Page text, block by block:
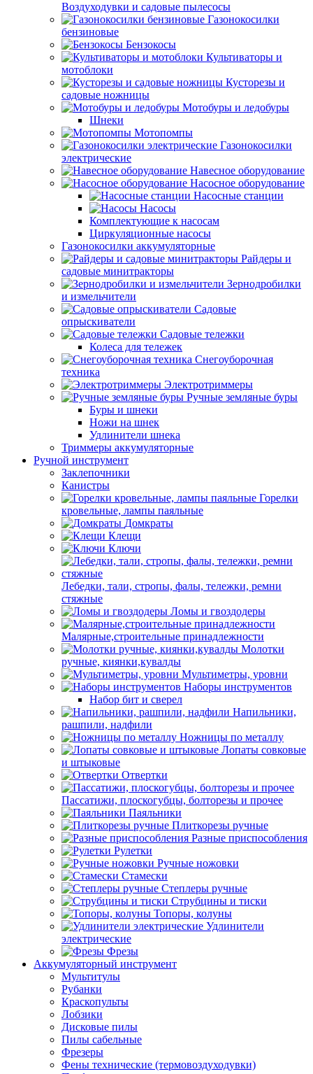
Воздуходувки и садовые пылесосы
Газонокосилки
бензиновые
Бензокосы
Культиваторы и
мотоблоки
Кусторезы и
садовые ножницы
Мотобуры и ледобуры
Шнеки
Мотопомпы
Газонокосилки
электрические
Навесное оборудование
Насосное оборудование
Насосные станции
Насосы
Комплектующие к насосам
Циркуляционные насосы
Газонокосилки аккумуляторные
Райдеры и
садовые минитракторы
Зернодробилки
и измельчители
Садовые
опрыскиватели
Садовые тележки
Колеса для тележек
Снегоуборочная
техника
Электротриммеры
Ручные земляные буры
Буры и шнеки
Ножи на шнек
Удлинители шнека
Триммеры аккумуляторные
Ручной инструмент
Заклепочники
Канистры
Горелки
кровельные, лампы паяльные
Домкраты
Клещи
Ключи
Лебедки, тали, стропы, фалы, тележки, ремни
стяжные
Ломы и гвоздодеры
Малярные,строительные принадлежности
Молотки
ручные, киянки,кувалды
Мультиметры, уровни
Наборы инструментов
Набор бит и сверел
Напильники,
рашпили, надфили
Ножницы по металлу
Лопаты совковые
и штыковые
Отвертки
Пассатижи, плоскогубцы, болторезы и прочее
Паяльники
Плиткорезы ручные
Разные приспособления
Рулетки
Ручные ножовки
Стамески
Степлеры ручные
Струбцины и тиски
Топоры, колуны
Удлинители
электрические
Фрезы
Аккумуляторный инструмент
Мультитулы
Рубанки
Краскопульты
Лобзики
Дисковые пилы
Пилы сабельные
Фрезеры
Фены технические (термовоздуходувки)